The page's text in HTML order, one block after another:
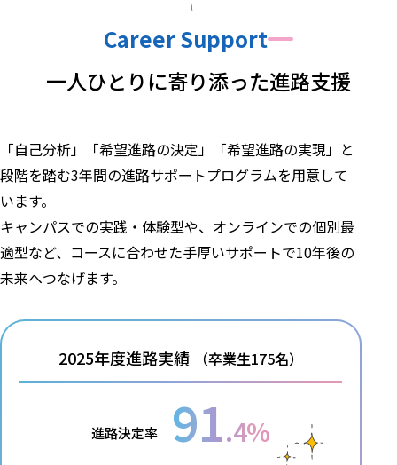
Career Support
一人ひとりに寄り添った進路支援
「自己分析」「希望進路の決定」「希望進路の実現」と
段階を踏む3年間の進路サポートプログラムを用意して
います。
キャンパスでの実践・体験型や、オンラインでの個別最
適型など、コースに合わせた手厚いサポートで10年後の
未来へつなげます。
2025年度進路実績 （卒業生175名）
進路決定率 91.4%